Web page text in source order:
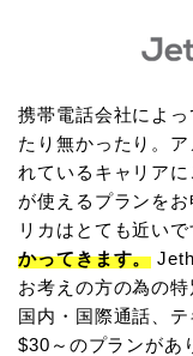
携帯電話会社によ
たり無かったり。
れているキャリア
が使えるプランを
リカはとても近い
かってきます。
お考えの方の為の
国内・国際通話、
$30～のプランがあ